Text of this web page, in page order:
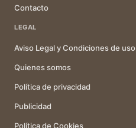
Contacto
LEGAL
Aviso Legal y Condiciones de uso
Quienes somos
Política de privacidad
Publicidad
Política de Cookies